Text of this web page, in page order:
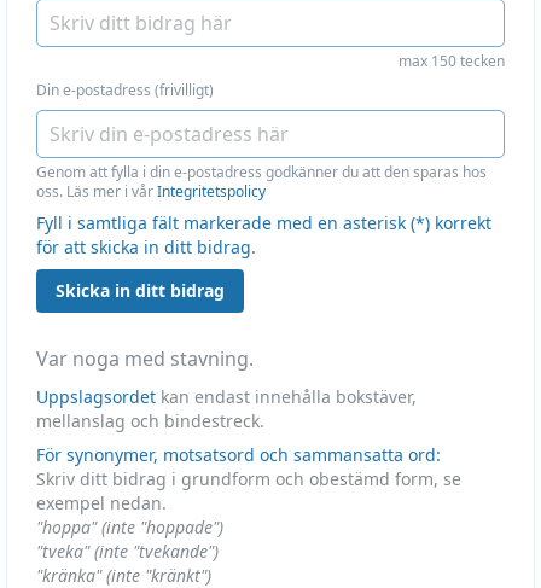
max 150 tecken
Din e-postadress (frivilligt)
Genom att fylla i din e-postadress godkänner du att den sparas hos
oss. Läs mer i vårIntegritetspolicy
Fyll i samtliga fält markerade med en asterisk (*) korrekt
för att skicka in ditt bidrag.
Skicka in ditt bidrag
Var noga med stavning.
Uppslagsordet kan endast innehålla bokstäver,
mellanslag och bindestreck.
För synonymer, motsatsord och sammansatta ord:
Skriv ditt bidrag i grundform och obestämd form, se
exempel nedan.
"hoppa" (inte "hoppade")
"tveka" (inte "tvekande")
"kränka" (inte "kränkt")